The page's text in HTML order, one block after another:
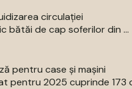
circulației
bătăi de cap soferilor din ...
pentru case și mașini
pentru 2025 cuprinde 173